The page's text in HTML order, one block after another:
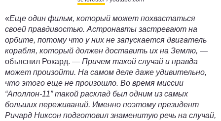
«Еще один фильм, который может похвастаться
своей правдивостью. Астронавты застревают на
орбите, потому что у них не запускается двигатель
корабля, который должен доставить их на Землю, —
объяснил Рокард. — Причем такой случай и правда
может произойти. На самом деле даже удивительно,
что этого еще не произошло. Во время миссии
“Аполлон-11” такой расклад был одним из самых
больших переживаний. Именно поэтому президент
Ричард Никсон подготовил знаменитую речь на случай,